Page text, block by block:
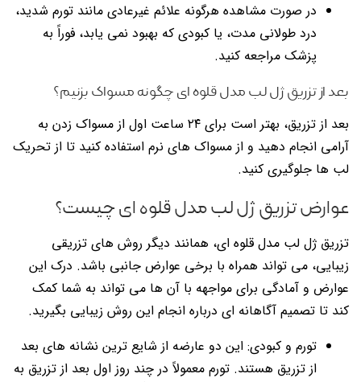
در صورت مشاهده هرگونه علائم غیرعادی مانند تورم شدید،
درد طولانی مدت، یا کبودی که بهبود نمی یابد، فوراً به
پزشک مراجعه کنید.
بعد از تزریق ژل لب مدل قلوه ای چگونه مسواک بزنیم؟
بعد از تزریق، بهتر است برای ۲۴ ساعت اول از مسواک زدن به
آرامی انجام دهید و از مسواک های نرم استفاده کنید تا از تحریک
لب ها جلوگیری کنید.
عوارض تزریق ژل لب مدل قلوه ای چیست؟
تزریق ژل لب مدل قلوه ای، همانند دیگر روش های تزریقی
زیبایی، می تواند همراه با برخی عوارض جانبی باشد. درک این
عوارض و آمادگی برای مواجهه با آن ها می تواند به شما کمک
کند تا تصمیم آگاهانه ای درباره انجام این روش زیبایی بگیرید.
تورم و کبودی: این دو عارضه از شایع ترین نشانه های بعد
از تزریق هستند. تورم معمولاً در چند روز اول بعد از تزریق به